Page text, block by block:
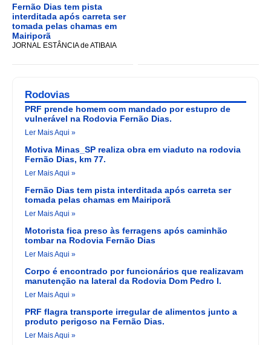
Fernão Dias tem pista
interditada após carreta ser
tomada pelas chamas em
Mairiporã
JORNAL ESTÂNCIA de ATIBAIA
Rodovias
PRF prende homem com mandado por estupro de
vulnerável na Rodovia Fernão Dias.
Ler Mais Aqui »
Motiva Minas_SP realiza obra em viaduto na rodovia
Fernão Dias, km 77.
Ler Mais Aqui »
Fernão Dias tem pista interditada após carreta ser
tomada pelas chamas em Mairiporã
Ler Mais Aqui »
Motorista fica preso às ferragens após caminhão
tombar na Rodovia Fernão Dias
Ler Mais Aqui »
Corpo é encontrado por funcionários que realizavam
manutenção na lateral da Rodovia Dom Pedro I.
Ler Mais Aqui »
PRF flagra transporte irregular de alimentos junto a
produto perigoso na Fernão Dias.
Ler Mais Aqui »